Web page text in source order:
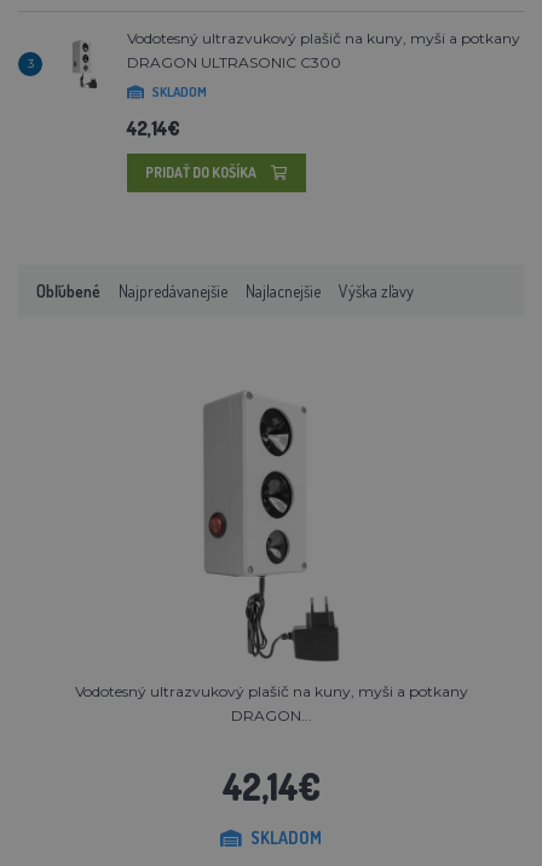
3
Vodotesný ultrazvukový plašič na kuny, myši a potkany
DRAGON ULTRASONIC C300
SKLADOM
42,14€
PRIDAŤ DO KOŠÍKA
Obľúbené Najpredávanejšie Najlacnejšie Výška zľavy
Vodotesný ultrazvukový plašič na kuny, myši a potkany
DRAGON...
42,14€
SKLADOM